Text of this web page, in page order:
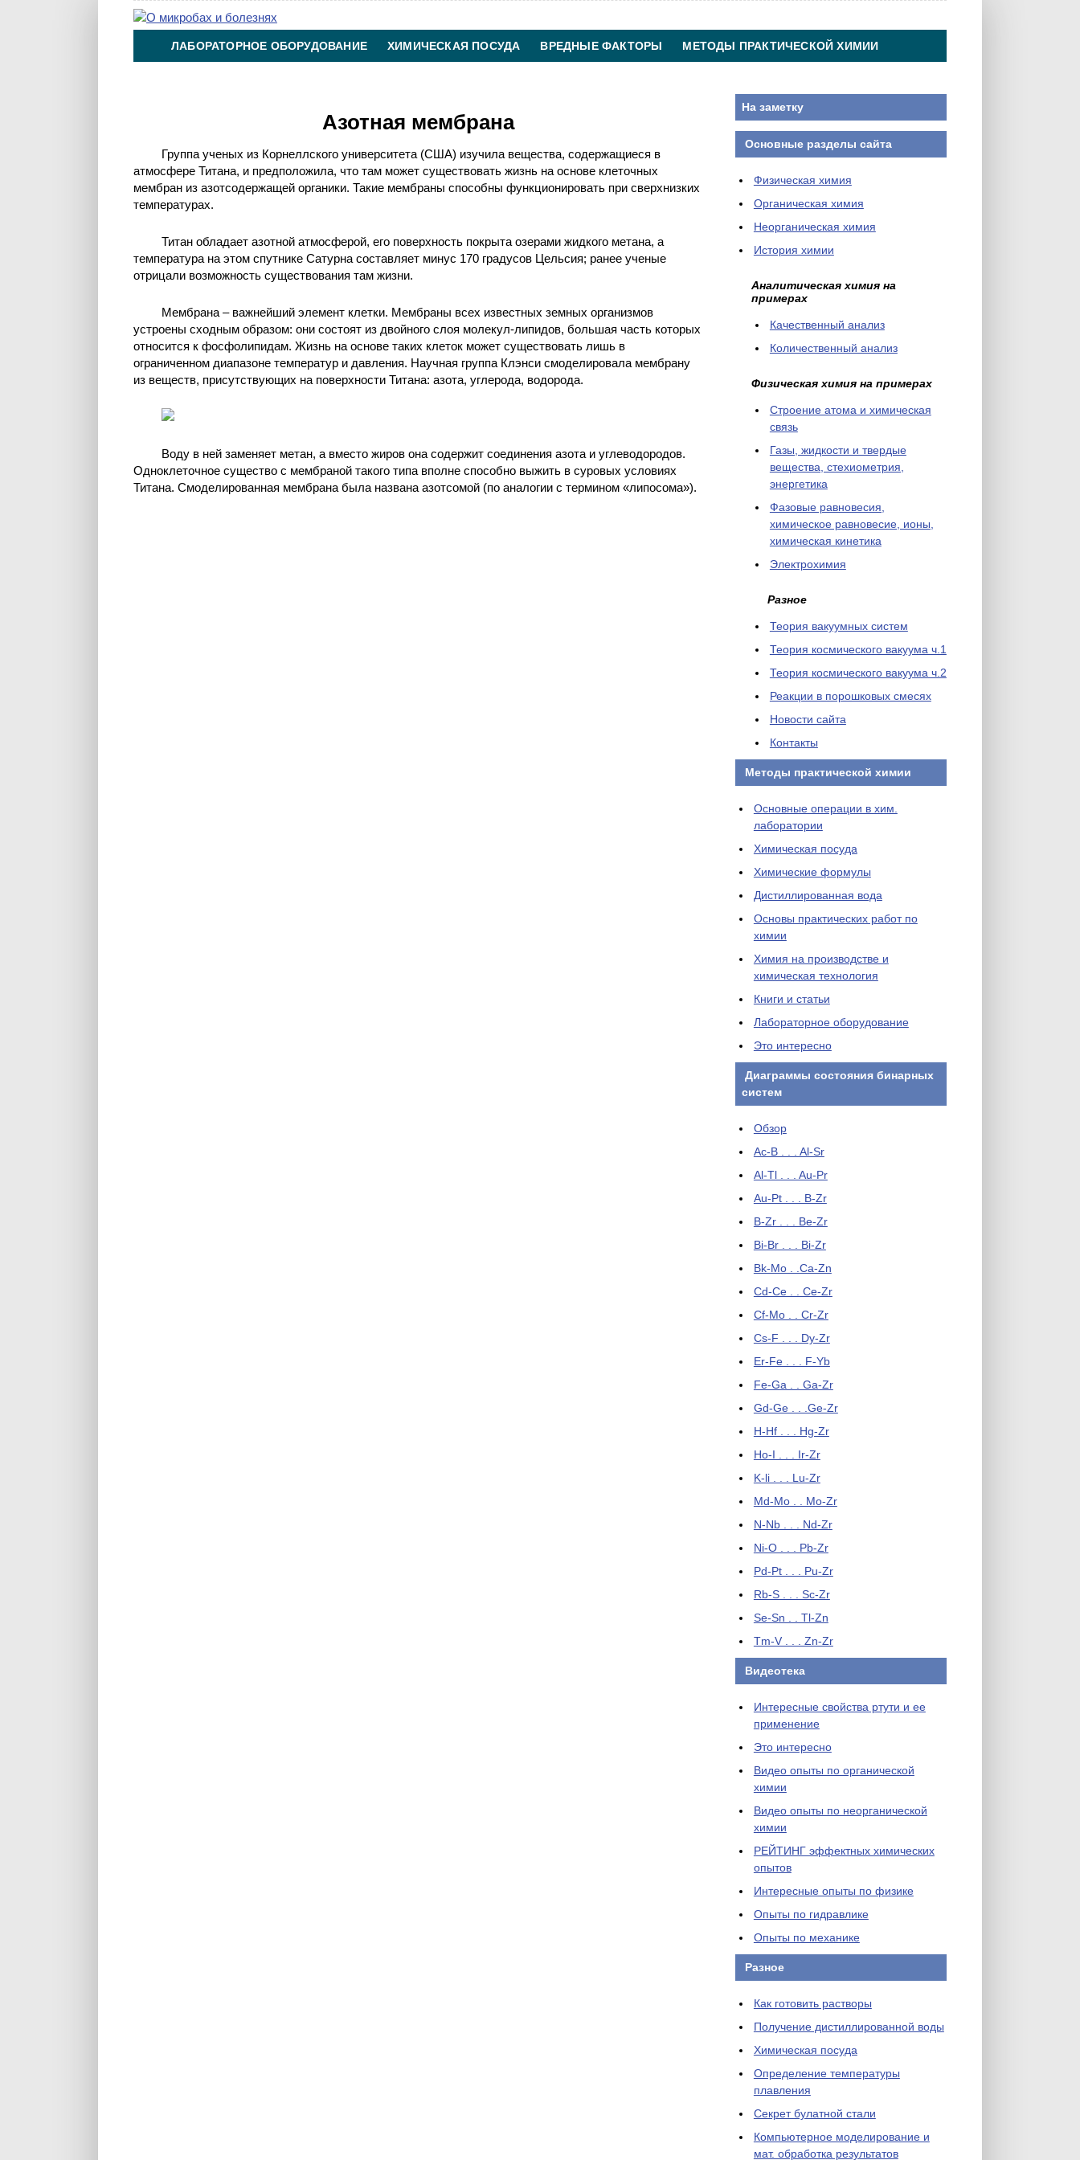
ЛАБОРАТОРНОЕ ОБОРУДОВАНИЕ ХИМИЧЕСКАЯ ПОСУДА ВРЕДНЫЕ ФАКТОРЫ МЕТОДЫ ПРАКТИЧЕСКОЙ ХИМИИ
Азотная мембрана
Группа ученых из Корнеллского университета (США) изучила вещества, содержащиеся в
атмосфере Титана, и предположила, что там может существовать жизнь на основе клеточных
мембран из азотсодержащей органики. Такие мембраны способны функционировать при сверхнизких
температурах.
Титан обладает азотной атмосферой, его поверхность покрыта озерами жидкого метана, а
температура на этом спутнике Сатурна составляет минус 170 градусов Цельсия; ранее ученые
отрицали возможность существования там жизни.
Мембрана – важнейший элемент клетки. Мембраны всех известных земных организмов
устроены сходным образом: они состоят из двойного слоя молекул-липидов, большая часть которых
относится к фосфолипидам. Жизнь на основе таких клеток может существовать лишь в
ограниченном диапазоне температур и давления. Научная группа Клэнси смоделировала мембрану
из веществ, присутствующих на поверхности Титана: азота, углерода, водорода.
Воду в ней заменяет метан, а вместо жиров она содержит соединения азота и углеводородов.
Одноклеточное существо с мембраной такого типа вполне способно выжить в суровых условиях
Титана. Смоделированная мембрана была названа азотсомой (по аналогии с термином «липосома»).
На заметку
Основные разделы сайта
Физическая химия
Органическая химия
Неорганическая химия
История химии
Аналитическая химия на
примерах
Качественный анализ
Количественный анализ
Физическая химия на примерах
Cтроение атома и химическая
связь
Газы, жидкости и твердые
вещества, стехиометрия,
энергетика
Фазовые равновесия,
химическое равновесие, ионы,
химическая кинетика
Электрохимия
Разное
Теория вакуумных систем
Теория космического вакуума ч.1
Теория космического вакуума ч.2
Реакции в порошковых смесях
Новости сайта
Контакты
Методы практической химии
Основные операции в хим.
лаборатории
Химическая посуда
Химические формулы
Дистиллированная вода
Основы практических работ по
химии
Химия на производстве и
химическая технология
Книги и статьи
Лабораторное оборудование
Это интересно
Диаграммы состояния бинарных
систем
Обзор
Ac-B . . . Al-Sr
Al-Tl . . . Au-Pr
Au-Pt . . . B-Zr
B-Zr . . . Be-Zr
Bi-Br . . . Bi-Zr
Bk-Mo . .Ca-Zn
Cd-Ce . . Ce-Zr
Cf-Mo . . Cr-Zr
Cs-F . . . Dy-Zr
Er-Fe . . . F-Yb
Fe-Ga . . Ga-Zr
Gd-Ge . . .Ge-Zr
H-Hf . . . Hg-Zr
Ho-I . . . Ir-Zr
K-li . . . Lu-Zr
Md-Mo . . Mo-Zr
N-Nb . . . Nd-Zr
Ni-O . . . Pb-Zr
Pd-Pt . . . Pu-Zr
Rb-S . . . Sc-Zr
Se-Sn . . Tl-Zn
Tm-V . . . Zn-Zr
Видеотека
Интересные свойства ртути и ее
применение
Это интересно
Видео опыты по органической
химии
Видео опыты по неорганической
химии
РЕЙТИНГ эффектных химических
опытов
Интересные опыты по физике
Опыты по гидравлике
Опыты по механике
Разное
Как готовить растворы
Получение дистиллированной воды
Химическая посуда
Определение температуры
плавления
Секрет булатной стали
Компьютерное моделирование и
мат. обработка результатов